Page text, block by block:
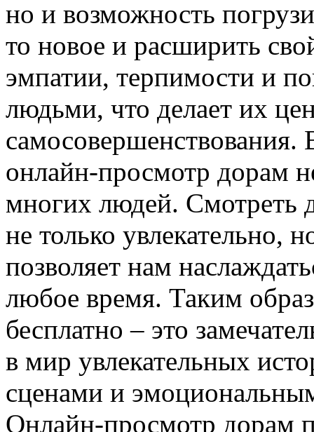
но и возможность
то новое и расширить
эмпатии, терпимости и
людьми, что делает их
самосовершенствования.
онлайн-просмотр дорам
многих людей. Смотреть
не только увлекательно,
позволяет нам
любое время. Таким
бесплатно – это
в мир увлекательных
сценами и
Онлайн-просмотр дорам